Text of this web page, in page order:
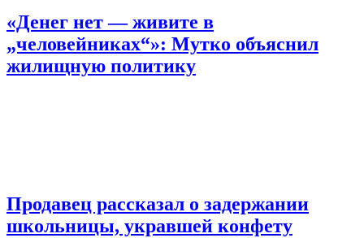
«Денег нет — живите в
„человейниках“»: Мутко объяснил
жилищную политику
Продавец рассказал о задержании
школьницы, укравшей конфету